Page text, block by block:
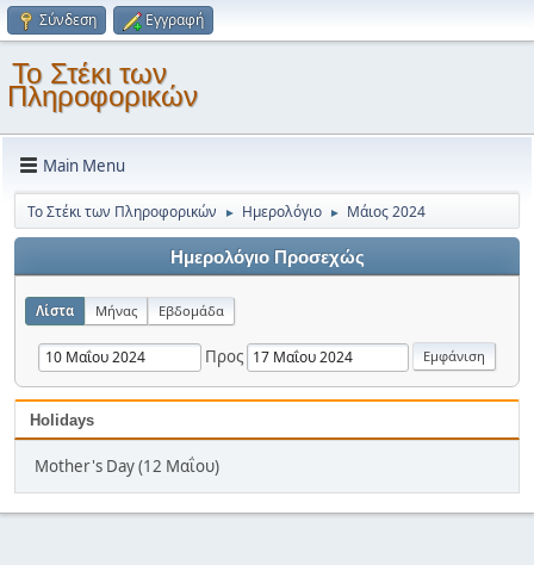
Σύνδεση Εγγραφή
Το Στέκι των
Πληροφορικών
Main Menu
Το Στέκι των Πληροφορικών ► Ημερολόγιο ► Μάιος 2024
Ημερολόγιο Προσεχώς
Λίστα Μήνας Εβδομάδα
Προς
Holidays
Mother's Day (12 Μαΐου)